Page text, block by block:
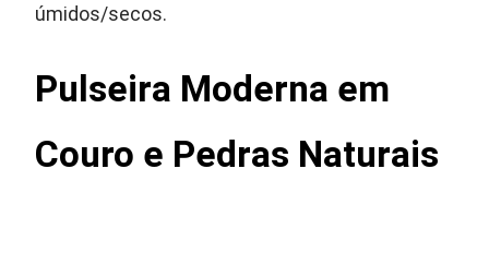
úmidos/secos.
Pulseira Moderna em
Couro e Pedras Naturais